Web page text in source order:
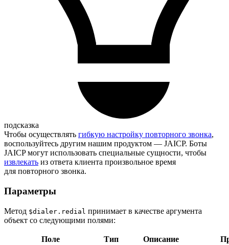
подсказка
Чтобы осуществлять гибкую настройку повторного звонка,
воспользуйтесь другим нашим продуктом — JAICP. Боты
JAICP могут использовать специальные сущности, чтобы
извлекать из ответа клиента произвольное время
для повторного звонка.
Параметры
Метод $dialer.redial принимает в качестве аргумента
объект со следующими полями:
Поле Тип Описание